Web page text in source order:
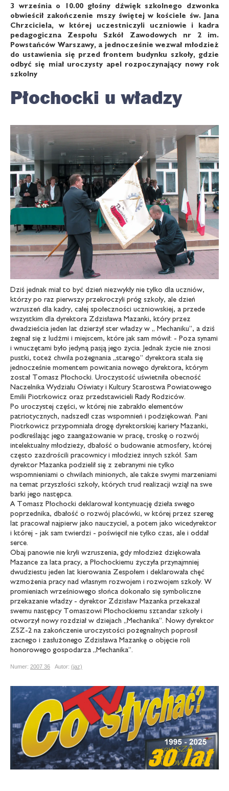
3 września o 10.00 głośny dźwięk szkolnego dzwonka
obwieścił zakończenie mszy świętej w kościele św. Jana
Chrzciciela, w której uczestniczyli uczniowie i kadra
pedagogiczna Zespołu Szkół Zawodowych nr 2 im.
Powstańców Warszawy, a jednocześnie wezwał młodzież
do ustawienia się przed frontem budynku szkoły, gdzie
odbyć się miał uroczysty apel rozpoczynający nowy rok
szkolny
Płochocki u władzy
Dziś jednak miał to być dzień niezwykły nie tylko dla uczniów,
którzy po raz pierwszy przekroczyli próg szkoły, ale dzień
wzruszeń dla kadry, całej społeczności uczniowskiej, a przede
wszystkim dla dyrektora Zdzisława Mazanki, który przez
dwadzieścia jeden lat dzierżył ster władzy w „ Mechaniku”, a dziś
żegnał się z ludźmi i miejscem, które jak sam mówił: - Poza synami
i wnuczętami było jedyną pasją jego życia. Jednak życie nie znosi
pustki, toteż chwila pożegnania „starego” dyrektora stała się
jednocześnie momentem powitania nowego dyrektora, którym
został Tomasz Płochocki. Uroczystość uświetniła obecność
Naczelnika Wydziału Oświaty i Kultury Starostwa Powiatowego
Emilii Piotrkowicz oraz przedstawicieli Rady Rodziców.
Po uroczystej części, w której nie zabrakło elementów
patriotycznych, nadszedł czas wspomnień i podziękowań. Pani
Piotrkowicz przypomniała drogę dyrektorskiej kariery Mazanki,
podkreślając jego zaangażowanie w pracę, troskę o rozwój
intelektualny młodzieży, dbałość o budowanie atmosfery, której
często zazdrościli pracownicy i młodzież innych szkół. Sam
dyrektor Mazanka podzielił się z zebranymi nie tylko
wspomnieniami o chwilach minionych, ale także swymi marzeniami
na temat przyszłości szkoły, których trud realizacji wziął na swe
barki jego następca.
A Tomasz Płochocki deklarował kontynuację dzieła swego
poprzednika, dbałość o rozwój placówki, w której przez szereg
lat pracował najpierw jako nauczyciel, a potem jako wicedyrektor
i której - jak sam twierdzi - poświęcił nie tylko czas, ale i oddał
serce.
Obaj panowie nie kryli wzruszenia, gdy młodzież dziękowała
Mazance za lata pracy, a Płochockiemu życzyła przynajmniej
dwudziestu jeden lat kierowania Zespołem i deklarowała chęć
wzmożenia pracy nad własnym rozwojem i rozwojem szkoły. W
promieniach wrześniowego słońca dokonało się symboliczne
przekazanie władzy - dyrektor Zdzisław Mazanka przekazał
swemu następcy Tomaszowi Płochockiemu sztandar szkoły i
otworzył nowy rozdział w dziejach „Mechanika”. Nowy dyrektor
ZSZ-2 na zakończenie uroczystości pożegnalnych poprosił
zacnego i zasłużonego Zdzisława Mazankę o objęcie roli
honorowego gospodarza „Mechanika”.
Numer: 2007 36 Autor: (jaz)